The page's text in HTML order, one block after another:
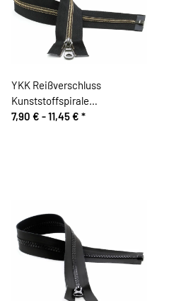
YKK Reißverschluss
Kunststoffspirale
METALLION®, teilbar,
7,90 € -11,45 € *